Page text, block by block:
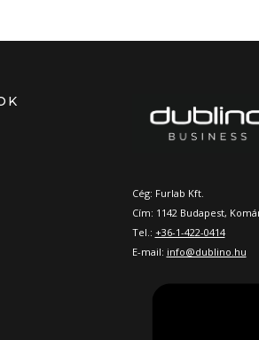
Cég: Furlab Kft.
Cím: 1142 Budapest,
Tel.: +36-1-422-0414
E-mail: info@dublino.hu